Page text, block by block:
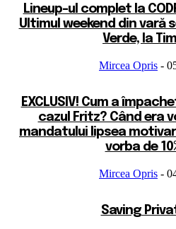
Lineup-ul complet la
Ultimul weekend din vară
Verde, la
Mircea Opris -
EXCLUSIV! Cum a
cazul Fritz? Când era
mandatului lipsea
vorba de
Mircea Opris -
Saving